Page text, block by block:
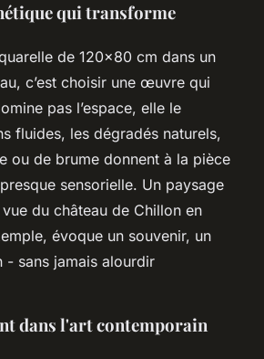
qui transforme
de 120x80 cm dans un
c’est choisir une œuvre qui
pas l’espace, elle le
fluides, les dégradés naturels,
ou de brume donnent à la pièce
sensorielle. Un paysage
du château de Chillon en
évoque un souvenir, un
- sans jamais alourdir
dans l'art contemporain